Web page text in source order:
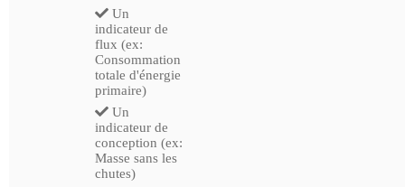
Un
indicateur de
flux (ex:
Consommation
totale d'énergie
primaire)
Un
indicateur de
conception (ex:
Masse sans les
chutes)